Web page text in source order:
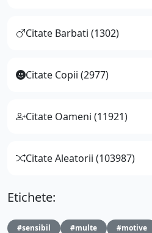
Citate Barbati (1302)
Citate Copii (2977)
Citate Oameni (11921)
Citate Aleatorii (103987)
Etichete:
#sensibil #multe #motive